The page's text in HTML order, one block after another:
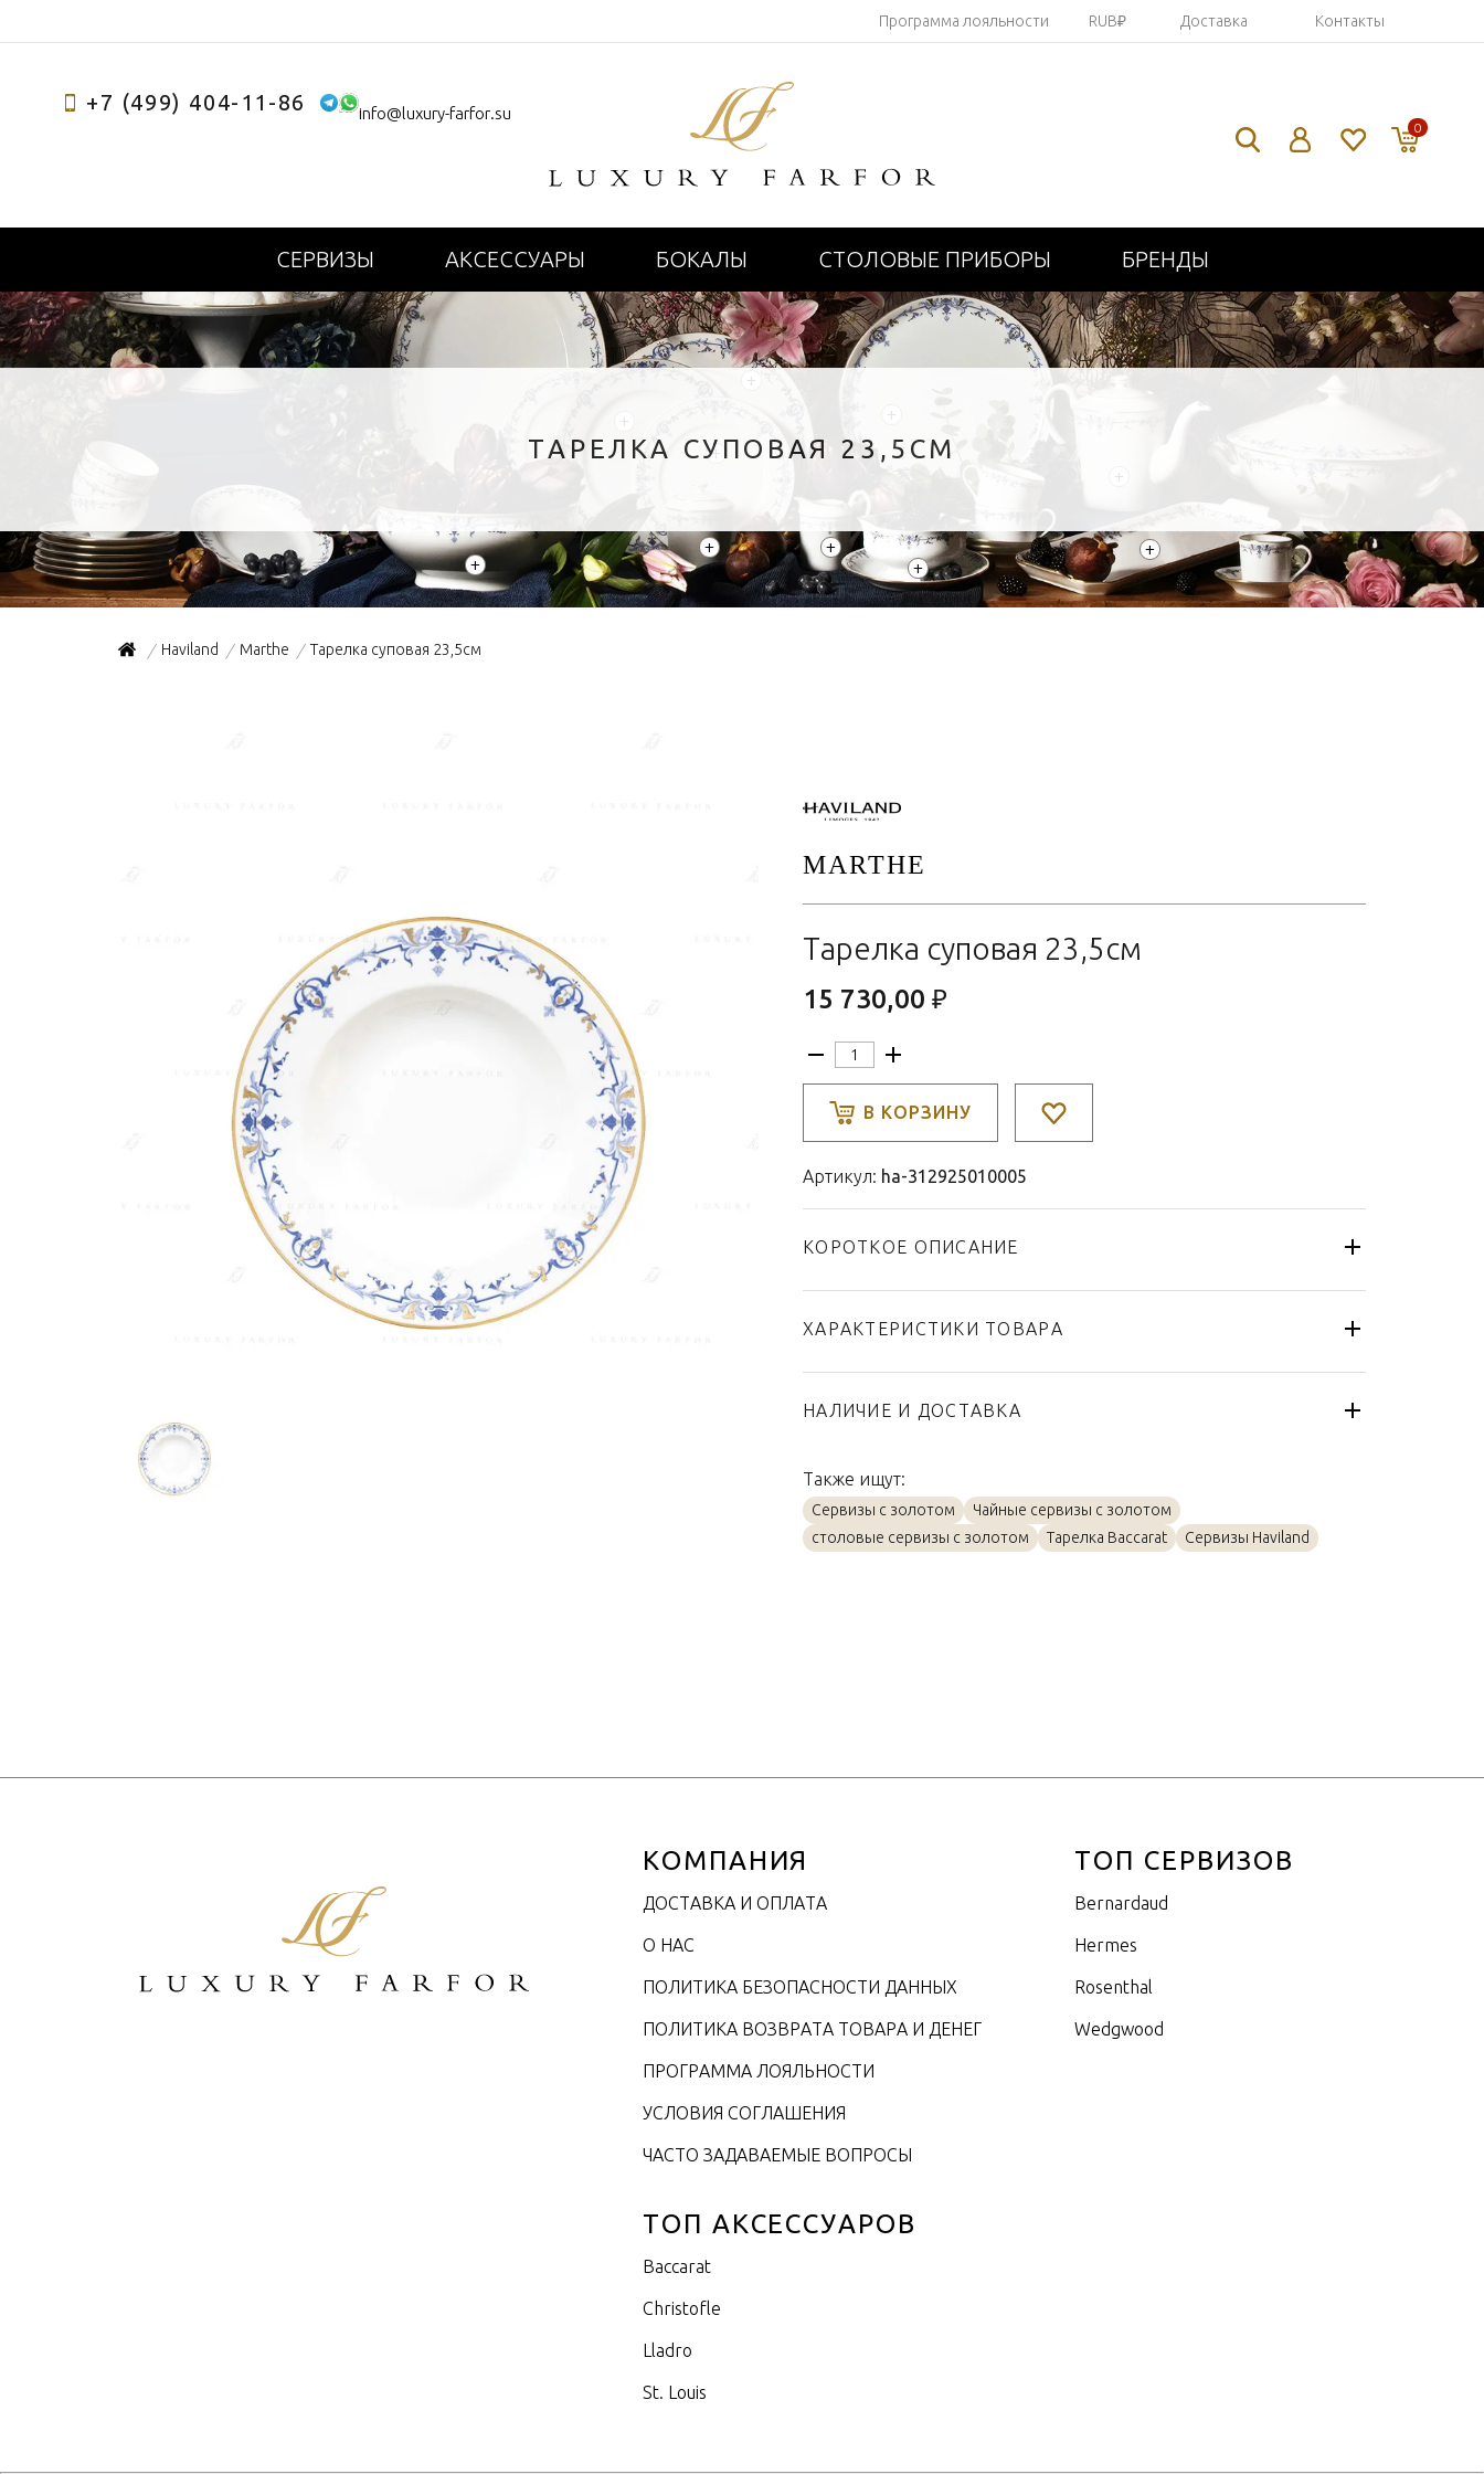
Программа лояльности RUB₽ Доставка Контакты
+7 (499) 404-11-86 info@luxury-farfor.su
0
СЕРВИЗЫ АКСЕССУАРЫ БОКАЛЫ СТОЛОВЫЕ ПРИБОРЫ БРЕНДЫ
+
+ +
+
+
+
+
+
+
+
ТАРЕЛКА СУПОВАЯ 23,5СМ
/ Haviland / Marthe / Тарелка суповая 23,5см
MARTHE
Тарелка суповая 23,5см
15 730,00 ₽
В КОРЗИНУ
Артикул: ha-312925010005
КОРОТКОЕ ОПИСАНИЕ
ХАРАКТЕРИСТИКИ ТОВАРА
Коллекция
Marthe
Материал
Объем / Размер
23,5см
НАЛИЧИЕ И ДОСТАВКА
Также ищут:
Сервизы с золотом
Чайные сервизы с золотом
столовые сервизы с золотом
Тарелка Baccarat Сервизы Haviland
КОМПАНИЯ
ДОСТАВКА И ОПЛАТА
О НАС
ПОЛИТИКА БЕЗОПАСНОСТИ ДАННЫХ
ПОЛИТИКА ВОЗВРАТА ТОВАРА И ДЕНЕГ
ПРОГРАММА ЛОЯЛЬНОСТИ
УСЛОВИЯ СОГЛАШЕНИЯ
ЧАСТО ЗАДАВАЕМЫЕ ВОПРОСЫ
ТОП СЕРВИЗОВ
Bernardaud
Hermes
Rosenthal
Wedgwood
ТОП АКСЕССУАРОВ
Baccarat
Christofle
Lladro
St. Louis